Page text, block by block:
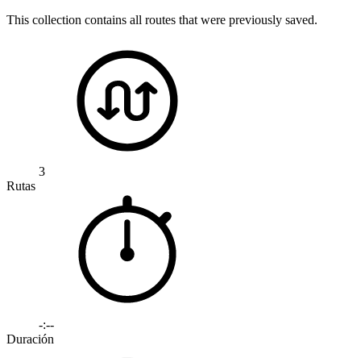
This collection contains all routes that were previously saved.
3
Rutas
-:--
Duración